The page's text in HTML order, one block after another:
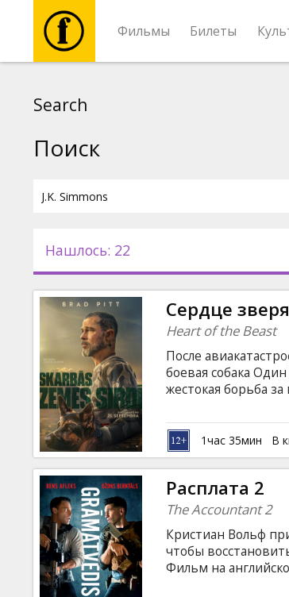
Фильмы Билеты
Новости
Подарки
Кинозакуски
B2B
Клуб
Search
Поиск
Нашлось: 22
Сердце зверя
Heart of the Beast
После
боевая собака
жестокая борьба
триллер,
другом, которым
Фильм на
1час 35мин В
Расплата 2
The Accountant 2
Кристиан Вольф
чтобы
Фильм на